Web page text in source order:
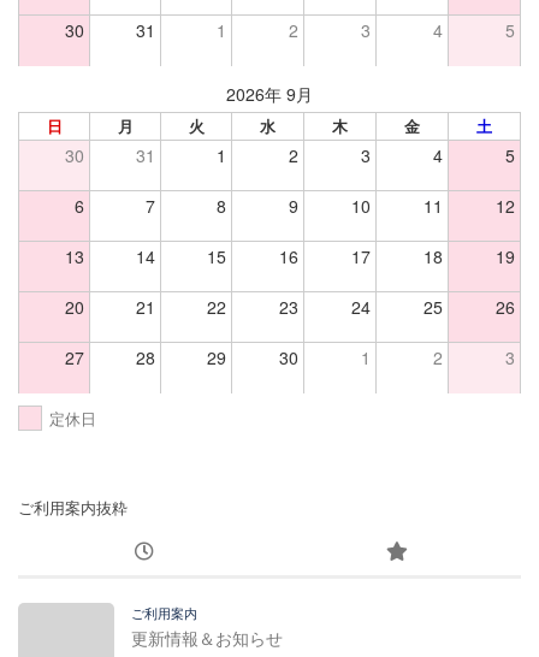
30 31 1 2 3 4 5
2026年 9月
日 月 火 水 木 金 土
30 31 1 2 3 4 5
6 7 8 9 10 11 12
13 14 15 16 17 18 19
20 21 22 23 24 25 26
27 28 29 30 1 2 3
定休日
ご利用案内抜粋
ご利用案内
更新情報＆お知らせ